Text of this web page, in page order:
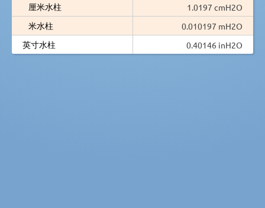
厘米水柱
1.0197 cmH2O
米水柱
0.010197 mH2O
英寸水柱
0.40146 inH2O